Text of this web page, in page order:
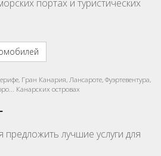
портах и туристических
Гран Канария, Лансароте, Фуэртевентура,
Канарских островах
лучшие услуги для